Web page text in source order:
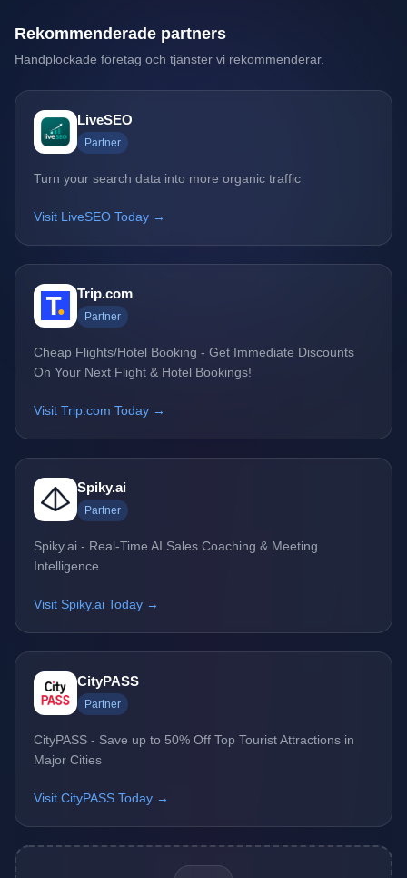
Rekommenderade partners
Handplockade företag och tjänster vi rekommenderar.
LiveSEO
Partner
Turn your search data into more organic traffic
Visit LiveSEO Today →
Trip.com
Partner
Cheap Flights/Hotel Booking - Get Immediate Discounts
On Your Next Flight & Hotel Bookings!
Visit Trip.com Today →
Spiky.ai
Partner
Spiky.ai - Real-Time AI Sales Coaching & Meeting
Intelligence
Visit Spiky.ai Today →
CityPASS
Partner
CityPASS - Save up to 50% Off Top Tourist Attractions in
Major Cities
Visit CityPASS Today →